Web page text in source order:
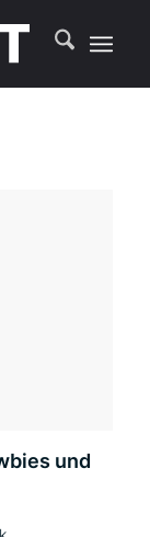
und